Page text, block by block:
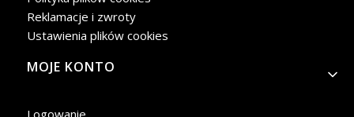
Reklamacje i zwroty
Ustawienia plików cookies
MOJE KONTO
Logowanie